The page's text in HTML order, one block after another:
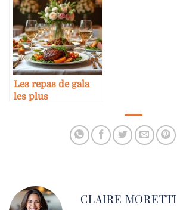
Les repas de gala
les plus
CLAIRE MORETTI